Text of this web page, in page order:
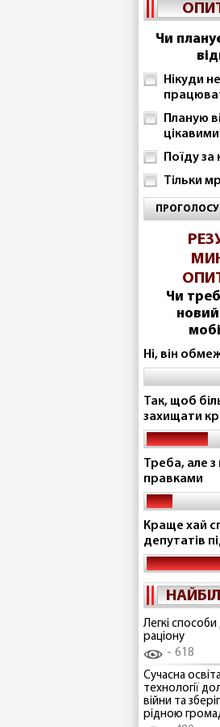
Чи
Нікуди
Планую
Поїду
Тільки
Чи
Ні, він
Так, щоб
захищати
Треба, але
правками
Краще хай
депутатів
Легкі
раціону
618
Сучасна
технології
війни та
рідною